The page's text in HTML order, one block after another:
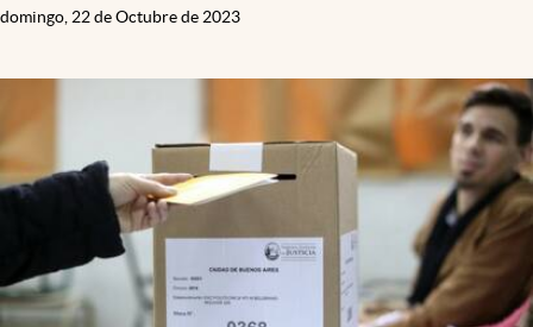
domingo, 22 de Octubre de 2023